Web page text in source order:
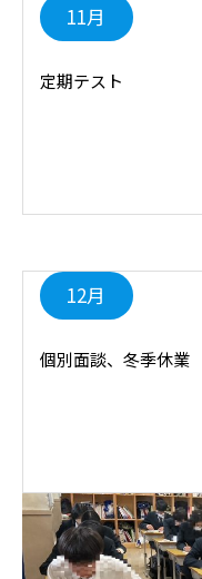
11月
定期テスト
12月
個別面談、冬季休業